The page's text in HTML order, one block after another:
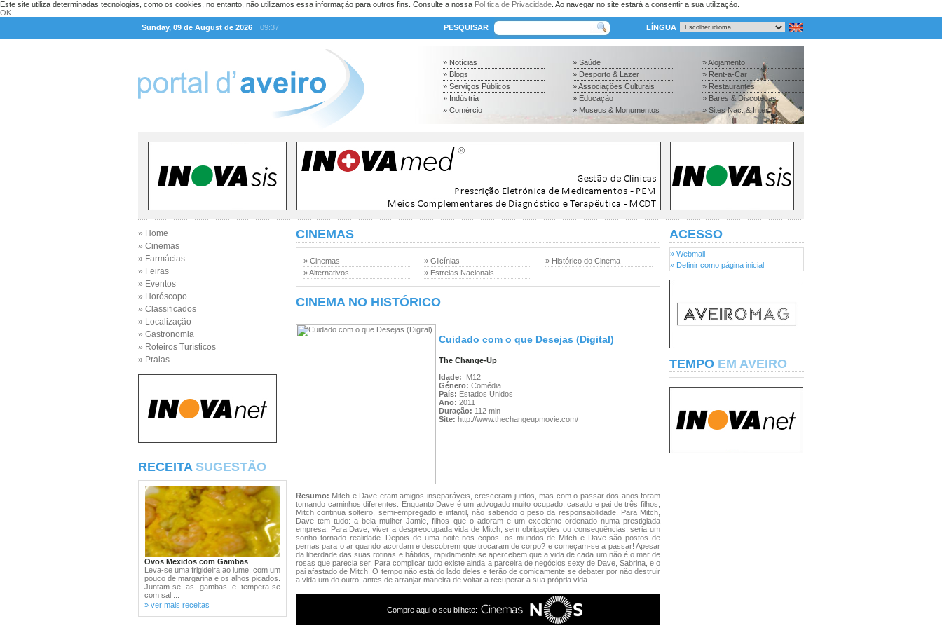
Este site utiliza determinadas tecnologias, como os cookies, no entanto, não utilizamos essa informação para outros fins. Consulte a nossa Política de Privacidade . Ao navegar no site estará a consentir a sua utilização.
OK
Sunday, 09 de August de 2026
09:37 PESQUISAR LÍNGUA
» Notícias
» Blogs
» Serviços Públicos
» Indústria
» Comércio
» Saúde
» Desporto & Lazer
» Associações Culturais
» Educação
» Museus & Monumentos
» Alojamento
» Rent-a-Car
» Restaurantes
» Bares & Discotecas
» Sites Nac. & Inter.
» Home
» Cinemas
» Farmácias
» Feiras
» Eventos
» Horóscopo
» Classificados
» Localização
» Gastronomia
» Roteiros Turísticos
» Praias
RECEITA SUGESTÃO
Ovos Mexidos com Gambas
Leva-se uma frigideira ao lume, com um
pouco de margarina e os alhos picados.
Juntam-se as gambas e tempera-se
com sal ...
» ver mais receitas
CINEMAS
» Cinemas
» Alternativos
» Glicínias
» Estreias Nacionais
» Histórico do Cinema
CINEMA NO HISTÓRICO
Cuidado com o que Desejas (Digital)
The Change-Up
Idade:
M12
Género: Comédia
País: Estados Unidos
Ano: 2011
Duração: 112 min
Site: http://www.thechangeupmovie.com/
Resumo: Mitch e Dave eram amigos inseparáveis, cresceram juntos, mas com o passar dos anos foram
tomando caminhos diferentes. Enquanto Dave é um advogado muito ocupado, casado e pai de três filhos,
Mitch continua solteiro, semi-empregado e infantil, não sabendo o peso da responsabilidade. Para Mitch,
Dave tem tudo: a bela mulher Jamie, filhos que o adoram e um excelente ordenado numa prestigiada
empresa. Para Dave, viver a despreocupada vida de Mitch, sem obrigações ou consequências, seria um
sonho tornado realidade. Depois de uma noite nos copos, os mundos de Mitch e Dave são postos de
pernas para o ar quando acordam e descobrem que trocaram de corpo? e começam-se a passar! Apesar
da liberdade das suas rotinas e hábitos, rapidamente se apercebem que a vida de cada um não é o mar de
rosas que parecia ser. Para complicar tudo existe ainda a parceira de negócios sexy de Dave, Sabrina, e o
pai afastado de Mitch. O tempo não está do lado deles e terão de comicamente se debater por não destruir
a vida um do outro, antes de arranjar maneira de voltar a recuperar a sua própria vida.
Compre aqui o seu bilhete:
ACESSO
» Webmail
» Definir como página inicial
TEMPO EM AVEIRO